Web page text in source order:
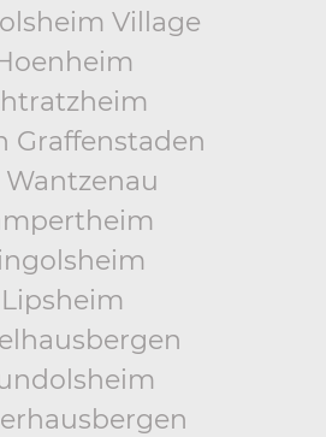
Village
Graffenstaden
Wantzenau
Lipsheim